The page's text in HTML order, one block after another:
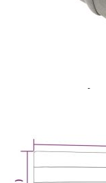
Добавете
количката" и при
Предоставената
Добавете
Добавете
количката" и при